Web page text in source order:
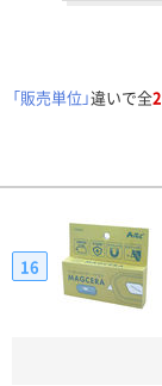
「販売単位」違いで全2
16